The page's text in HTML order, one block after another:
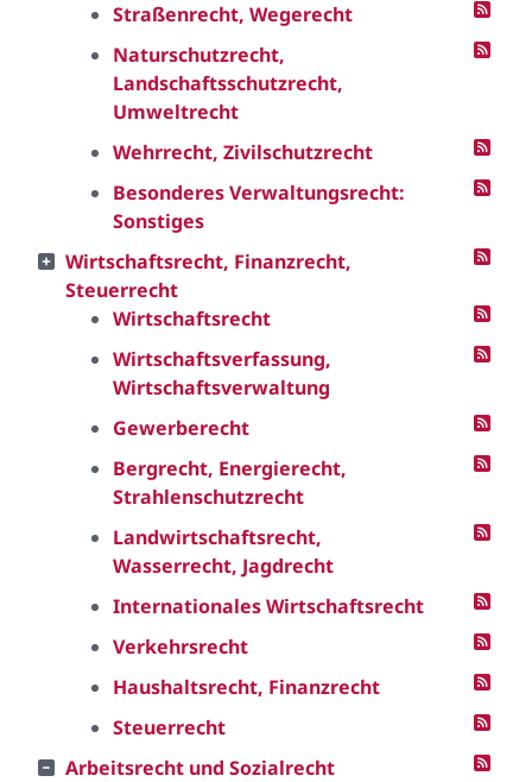
Straßenrecht, Wegerecht
Naturschutzrecht,
Landschaftsschutzrecht,
Umweltrecht
Wehrrecht, Zivilschutzrecht
Besonderes Verwaltungsrecht:
Sonstiges
Wirtschaftsrecht, Finanzrecht,
Steuerrecht
Wirtschaftsrecht
Wirtschaftsverfassung,
Wirtschaftsverwaltung
Gewerberecht
Bergrecht, Energierecht,
Strahlenschutzrecht
Landwirtschaftsrecht,
Wasserrecht, Jagdrecht
Internationales Wirtschaftsrecht
Verkehrsrecht
Haushaltsrecht, Finanzrecht
Steuerrecht
Arbeitsrecht und Sozialrecht